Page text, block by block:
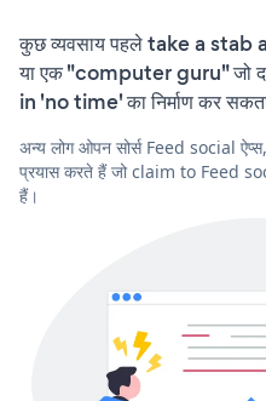
कुछ व्यवसाय पहले take a
या एक "computer guru" जो
in 'no time' का निर्माण कर
अन्य लोग ओपन सोर्स Feed social
प्रयास करते हैं जो claim to Feed
हैं।